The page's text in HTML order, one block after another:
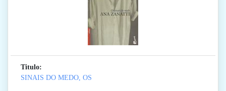
Titulo:
SINAIS DO MEDO, OS